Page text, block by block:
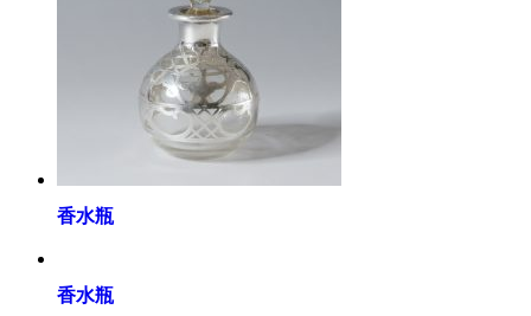
香水瓶
香水瓶